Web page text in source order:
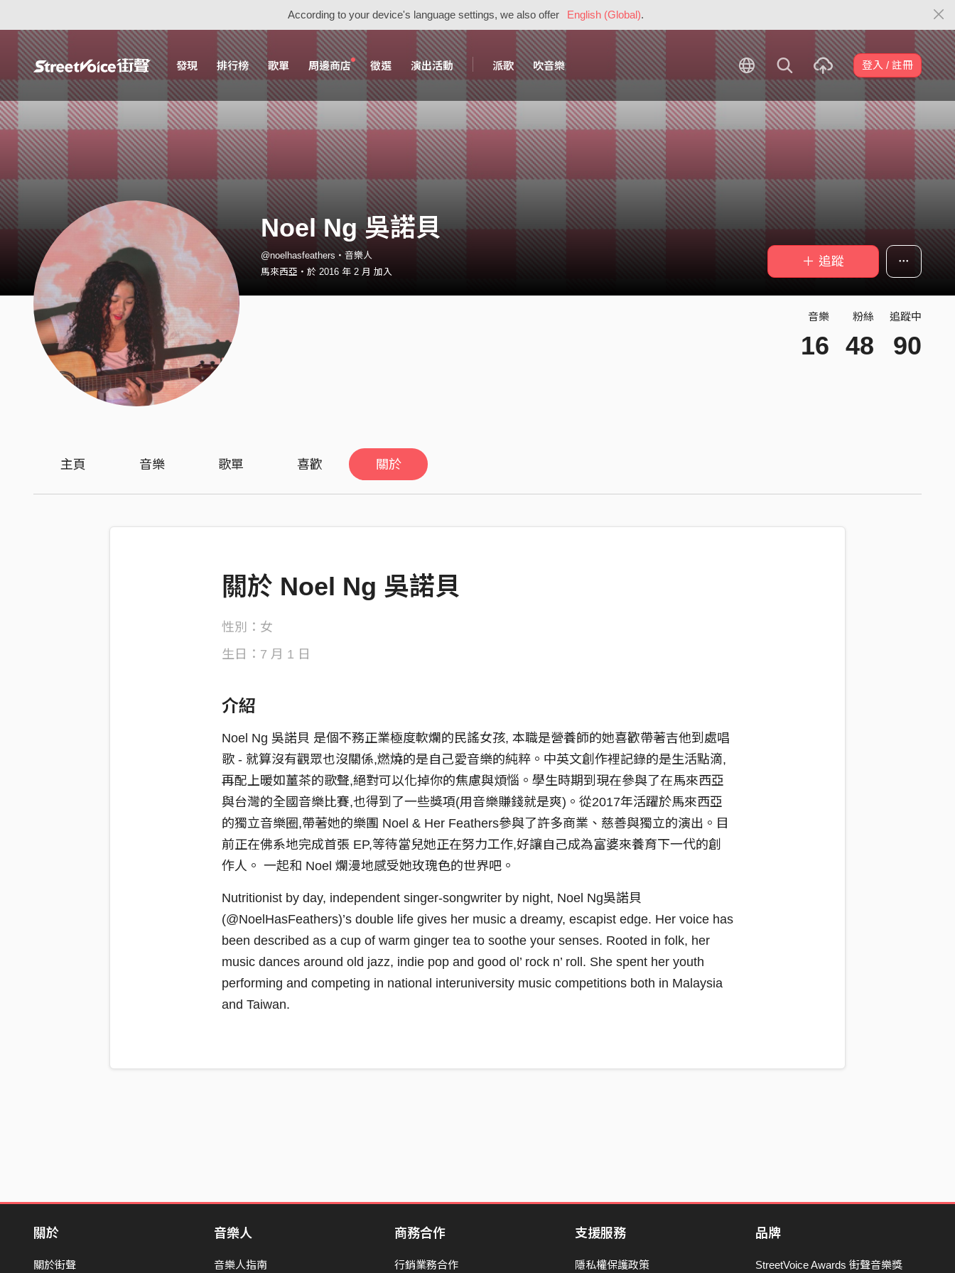
According to your device's language settings, we also offer English (Global).
發現 排行榜 歌單 周邊商店 徵選 演出活動 派歌 吹音樂 登入 / 註冊
Noel Ng 吳諾貝
@noelhasfeathers・音樂人
馬來西亞・於 2016 年 2 月 加入
＋ 追蹤
音樂
16
粉絲
48
追蹤中
90
主頁 音樂 歌單 喜歡 關於
關於 Noel Ng 吳諾貝
性別：女
生日：7 月 1 日
介紹
Noel Ng 吳諾貝 是個不務正業極度軟爛的民謠女孩, 本職是營養師的她喜歡帶著吉他到處唱
歌 - 就算沒有觀眾也沒關係,燃燒的是自己愛音樂的純粹。中英文創作裡記錄的是生活點滴,
再配上暖如薑茶的歌聲,絕對可以化掉你的焦慮與煩惱。學生時期到現在參與了在馬來西亞
與台灣的全國音樂比賽,也得到了一些獎項(用音樂賺錢就是爽)。從2017年活躍於馬來西亞
的獨立音樂圈,帶著她的樂團 Noel & Her Feathers參與了許多商業、慈善與獨立的演出。目
前正在佛系地完成首張 EP,等待當兒她正在努力工作,好讓自己成為富婆來養育下一代的創
作人。 一起和 Noel 爛漫地感受她玫瑰色的世界吧。
Nutritionist by day, independent singer-songwriter by night, Noel Ng吳諾貝
(@NoelHasFeathers)’s double life gives her music a dreamy, escapist edge. Her voice has
been described as a cup of warm ginger tea to soothe your senses. Rooted in folk, her
music dances around old jazz, indie pop and good ol’ rock n’ roll. She spent her youth
performing and competing in national interuniversity music competitions both in Malaysia
and Taiwan.
關於
關於街聲
音樂人
音樂人指南
商務合作
行銷業務合作
支援服務
隱私權保護政策
品牌
StreetVoice Awards 街聲音樂獎